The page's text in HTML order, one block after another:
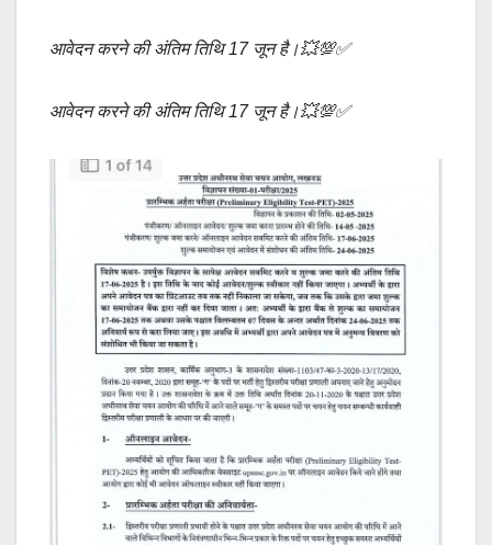
आवेदन करने की अंतिम तिथि 17 जून है।💥💯✅
आवेदन करने की अंतिम तिथि 17 जून है।💥💯✅